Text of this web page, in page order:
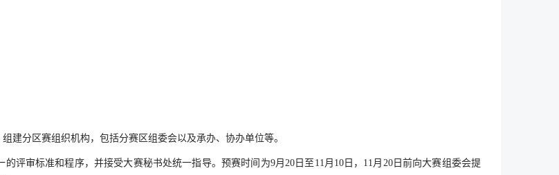
建分区赛组织机构，包括分赛区组委会以及承办、协办单位等。
评审标准和程序，并接受大赛秘书处统一指导。预赛时间为9月20日至11月10日，11月20日前向大赛组委会提